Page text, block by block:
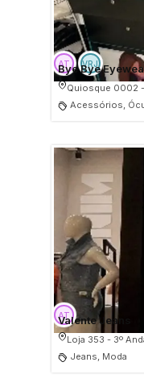
Bye Bye
Quiosque 0002
Acessórios,
Valente Jeans
Loja 353 - 3º
Jeans, Moda